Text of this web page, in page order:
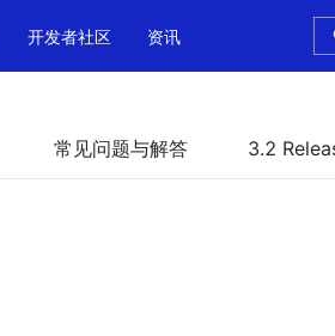
开发者社区 资讯
常见问题与解答 3.2